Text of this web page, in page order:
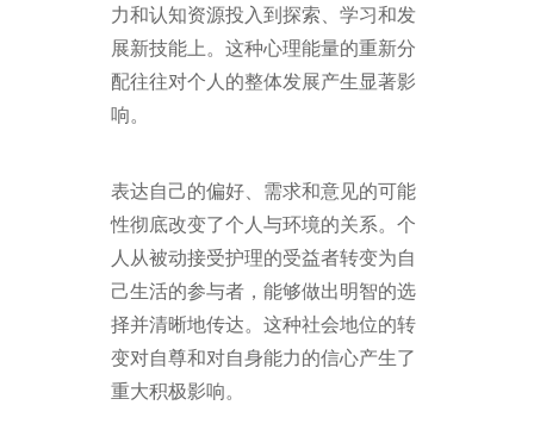
力和认知资源投入到探索、学习和发
展新技能上。这种心理能量的重新分
配往往对个人的整体发展产生显著影
响。
表达自己的偏好、需求和意见的可能
性彻底改变了个人与环境的关系。个
人从被动接受护理的受益者转变为自
己生活的参与者，能够做出明智的选
择并清晰地传达。这种社会地位的转
变对自尊和对自身能力的信心产生了
重大积极影响。